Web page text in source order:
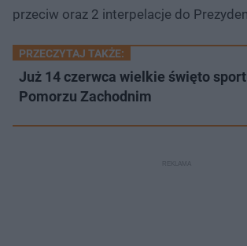
przeciw oraz 2 interpelacje do
PRZECZYTAJ TAKŻE:
Już 14 czerwca wielkie święto
Pomorzu Zachodnim